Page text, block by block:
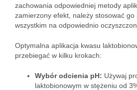
zachowania odpowiedniej metody
zamierzony efekt, należy stosować go
wszystkim na odpowiednio
Optymalna aplikacja kwasu
przebiegać w kilku krokach:
Wybór odcienia pH: Używaj
laktobionowym w stężeniu od